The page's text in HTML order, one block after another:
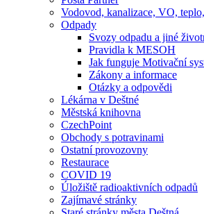
Vodovod, kanalizace, VO,
Odpady
Svozy odpadu a jiné
Pravidla k MESOH
Jak funguje Motivační
Zákony a informace
Otázky a odpovědi
Lékárna v Deštné
Městská knihovna
CzechPoint
Obchody s potravinami
Ostatní provozovny
Restaurace
COVID 19
Úložiště radioaktivních odpadů
Zajímavé stránky